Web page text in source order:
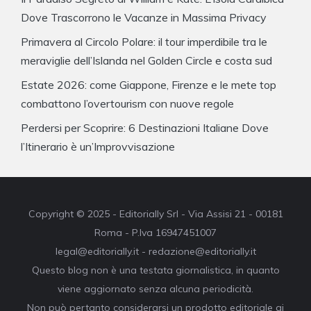
Dove Trascorrono le Vacanze in Massima Privacy
Primavera al Circolo Polare: il tour imperdibile tra le
meraviglie dell’Islanda nel Golden Circle e costa sud
Estate 2026: come Giappone, Firenze e le mete top
combattono l’overtourism con nuove regole
Perdersi per Scoprire: 6 Destinazioni Italiane Dove
l’Itinerario è un’Improvvisazione
Copyright © 2025 - Editorially Srl - Via Assisi 21 - 00181
Roma - P.Iva 16947451007
legal@editorially.it - redazione@editorially.it
Questo blog non è una testata giornalistica, in quanto
viene aggiornato senza alcuna periodicità.
Non può pertanto considerarsi un prodotto editoriale ai